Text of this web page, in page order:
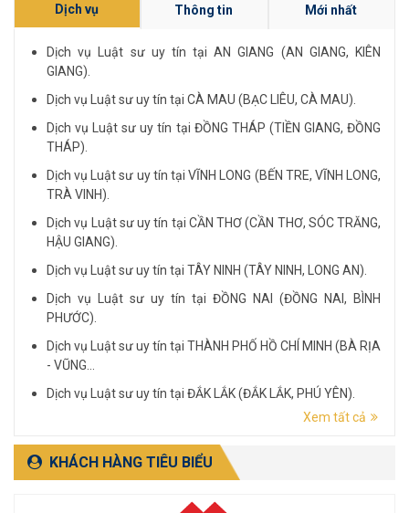
Dịch vụ Thông tin Mới nhất
Dịch vụ Luật sư uy tín tại AN GIANG (AN GIANG, KIÊN
GIANG).
Dịch vụ Luật sư uy tín tại CÀ MAU (BẠC LIÊU, CÀ MAU).
Dịch vụ Luật sư uy tín tại ĐỒNG THÁP (TIỀN GIANG, ĐỒNG
THÁP).
Dịch vụ Luật sư uy tín tại VĨNH LONG (BẾN TRE, VĨNH LONG,
TRÀ VINH).
Dịch vụ Luật sư uy tín tại CẦN THƠ (CẦN THƠ, SÓC TRĂNG,
HẬU GIANG).
Dịch vụ Luật sư uy tín tại TÂY NINH (TÂY NINH, LONG AN).
Dịch vụ Luật sư uy tín tại ĐỒNG NAI (ĐỒNG NAI, BÌNH
PHƯỚC).
Dịch vụ Luật sư uy tín tại THÀNH PHỐ HỒ CHÍ MINH (BÀ RỊA
- VŨNG...
Dịch vụ Luật sư uy tín tại ĐẮK LẮK (ĐẮK LẮK, PHÚ YÊN).
Dịch vụ Luật sư uy tín tại LÂM ĐỒNG (LÂM ĐỒNG, ĐẮK
NÔNG, BÌNH THUẬN).
Xem tất cả
KHÁCH HÀNG TIÊU BIỂU